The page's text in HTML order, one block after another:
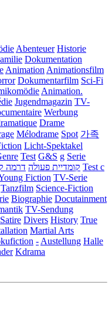
Abenteuer Historie
Dokumentation
Animation Animationsfilm
Dokumentarfilm Sci-Fi
Animation.
Jugendmagazin TV-
Werbung
Drame
Mélodrame Spot 가족
Licht-Spektakel
Test G&S g Serie
קומדיית פעולה דרמה
Test c
Fiction TV-Serie
Tanzfilm Science-Fiction
Biographie Docutainment
TV-Sendung
Satire Divers History True
Martial Arts
- Austellung Halle
Kdrama